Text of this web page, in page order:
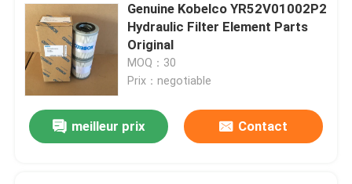
Genuine Kobelco YR52V01002P2
Hydraulic Filter Element Parts
Original
MOQ：30
Prix：negotiable
meilleur prix Contact